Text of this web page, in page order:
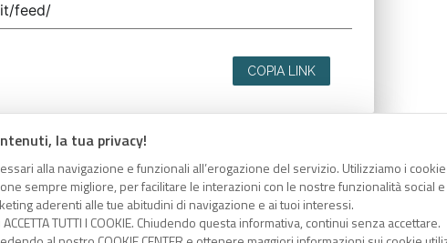
la tua privacy!
alla navigazione e funzionali all’erogazione del servizio. Utilizziamo i cookie
sempre migliore, per facilitare le interazioni con le nostre funzionalità social
aderenti alle tue abitudini di navigazione e ai tuoi interessi.
TUTTI I COOKIE. Chiudendo questa informativa, continui senza accettare.
COPIA LINK
negli appunti.